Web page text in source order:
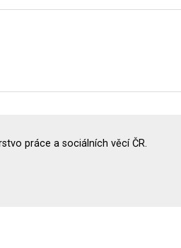
práce a sociálních věcí ČR.